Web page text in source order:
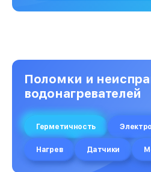
Поломки и
водонагревателей
Герметичность
Нагрев Датчики